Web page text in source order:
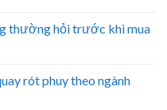
thường hỏi trước khi mua
rót phuy theo ngành